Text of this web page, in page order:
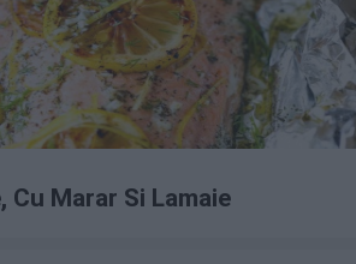
Cu Marar Si Lamaie